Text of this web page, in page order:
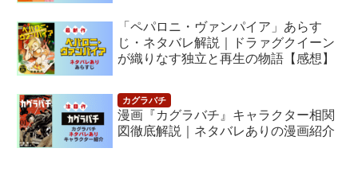
「ペパロニ・ヴァンパイア」あらす
じ・ネタバレ解説｜ドラァグクイーン
が織りなす独立と再生の物語【感想】
漫画『カグラバチ』キャラクター相関
図徹底解説｜ネタバレありの漫画紹介